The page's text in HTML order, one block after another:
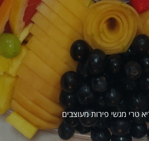
טרי מגשי פירות מעוצבים